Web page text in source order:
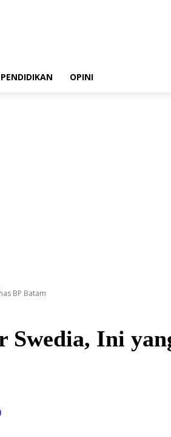
PENDIDIKAN OPINI
BP Batam
Ini